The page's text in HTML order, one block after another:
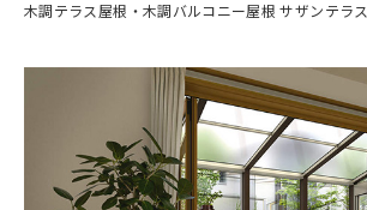
木調テラス屋根・木調バルコニー屋根 サザンテラス